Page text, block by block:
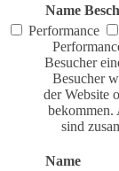
Name
Performance
Besucher
Besucher
der Website
bekommen.
sind
Name